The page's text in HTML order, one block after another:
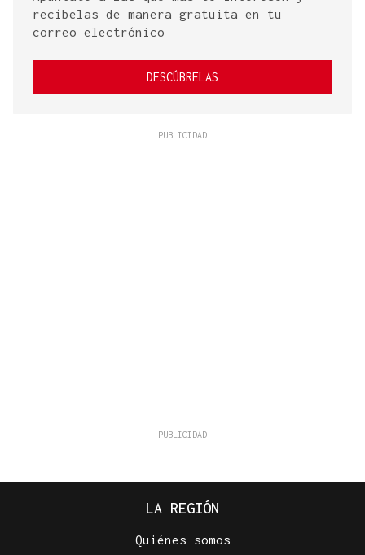
recíbelas de manera gratuita en tu
correo electrónico
DESCÚBRELAS
LA REGIÓN
Quiénes somos